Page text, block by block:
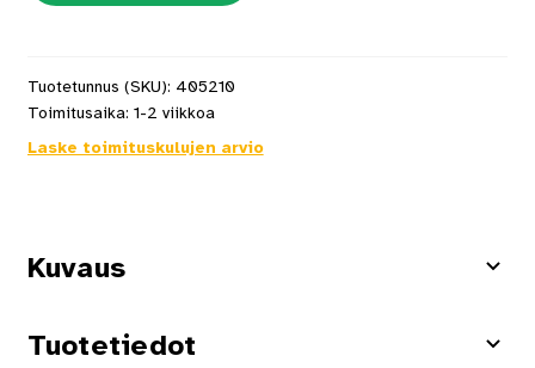
Tuotetunnus (SKU): 405210
Toimitusaika: 1-2 viikkoa
Laske toimituskulujen arvio
Kuvaus
Tuotetiedot